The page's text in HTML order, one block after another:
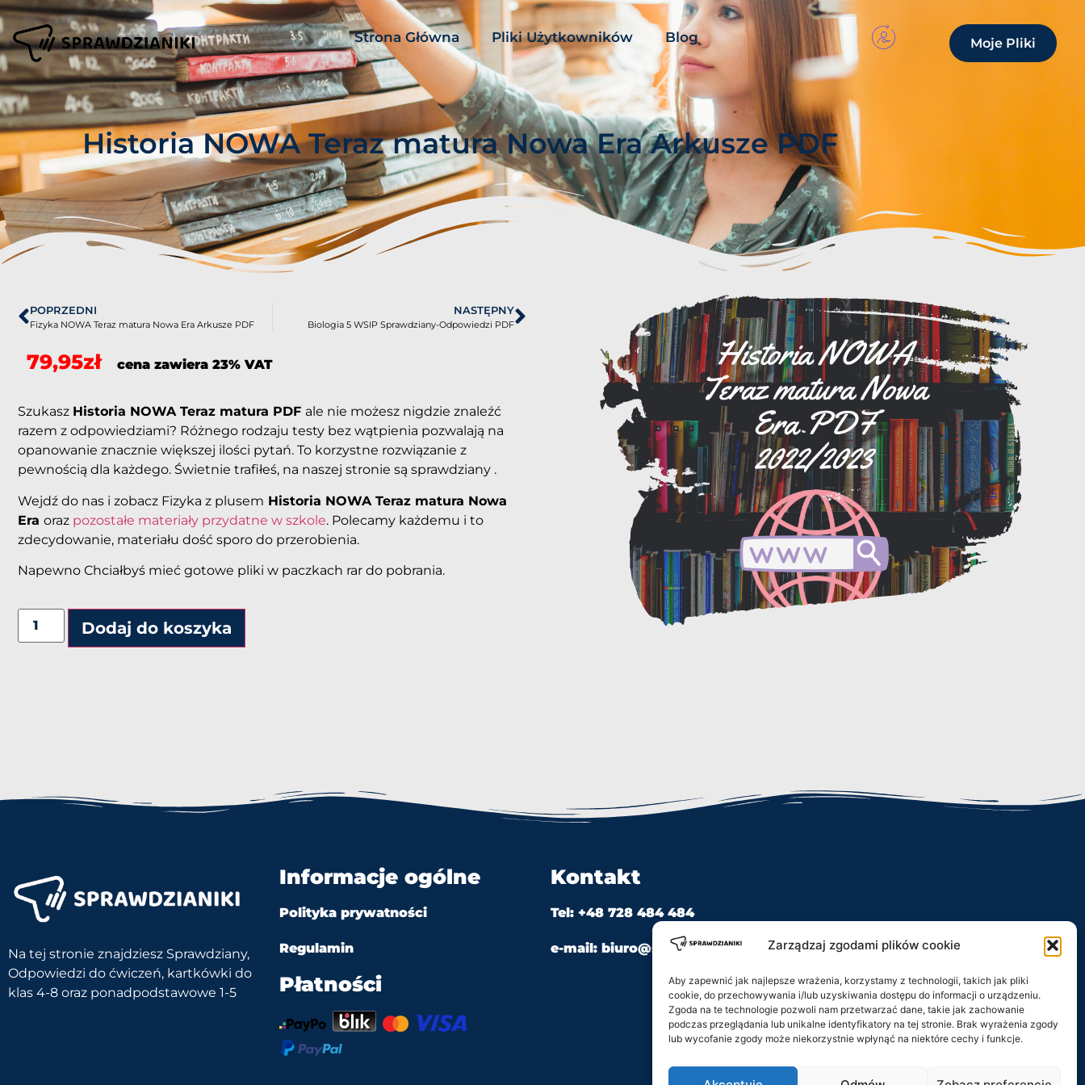
Zarządzaj zgodami plików cookie
Aby zapewnić jak najlepsze wrażenia, korzystamy z technologii, takich jak pliki
cookie, do przechowywania i/lub uzyskiwania dostępu do informacji o urządzeniu.
Zgoda na te technologie pozwoli nam przetwarzać dane, takie jak zachowanie
podczas przeglądania lub unikalne identyfikatory na tej stronie. Brak wyrażenia zgody
lub wycofanie zgody może niekorzystnie wpłynąć na niektóre cechy i funkcje.
Strona Główna Pliki Użytkowników Blog Moje Pliki
Historia NOWA Teraz matura Nowa Era Arkusze PDF
POPRZEDNI
Fizyka NOWA Teraz matura Nowa Era Arkusze PDF
NASTĘPNY
Biologia 5 WSIP Sprawdziany-Odpowiedzi PDF
79,95zł cena zawiera 23% VAT
Szukasz Historia NOWA Teraz matura PDF ale nie możesz nigdzie znaleźć
razem z odpowiedziami? Różnego rodzaju testy bez wątpienia pozwalają na
opanowanie znacznie większej ilości pytań. To korzystne rozwiązanie z
pewnością dla każdego. Świetnie trafiłeś, na naszej stronie są sprawdziany .
Wejdź do nas i zobacz Fizyka z plusem Historia NOWA Teraz matura Nowa
Era oraz pozostałe materiały przydatne w szkole. Polecamy każdemu i to
zdecydowanie, materiału dość sporo do przerobienia.
Napewno Chciałbyś mieć gotowe pliki w paczkach rar do pobrania.
Dodaj do koszyka
Na tej stronie znajdziesz Sprawdziany,
Odpowiedzi do ćwiczeń, kartkówki do
klas 4-8 oraz ponadpodstawowe 1-5
Informacje ogólne
Polityka prywatności
Regulamin
Płatności
Kontakt
Tel: +48 728 484 484
e-mail: biuro@sprawdzianiki.pl